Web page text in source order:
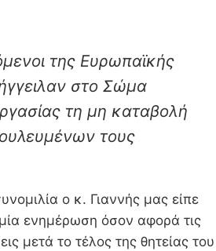
της Ευρωπαϊκής
στο Σώμα
τη μη καταβολή
τους
ο κ. Γιαννής μας είπε
ενημέρωση όσον αφορά τις
μετά το τέλος της θητείας του